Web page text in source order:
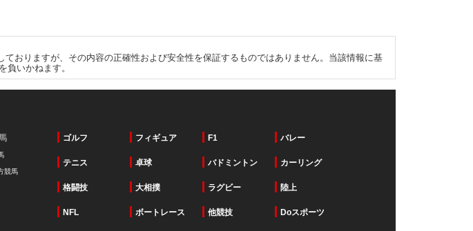
おりますが、その内容の正確性および安全性を保証するものではありません。当該情報に基
負いかねます。
競馬
ゴルフ フィギュア F1 バレー
テニス 卓球 バドミントン カーリング
格闘技 大相撲 ラグビー 陸上
NFL ボートレース 他競技 Doスポーツ